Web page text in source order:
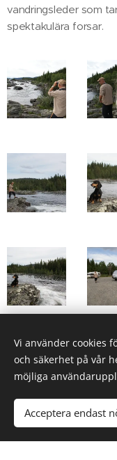
vandringsleder som
spektakulära forsar.
Vi använder cookies
och säkerhet på vår
möjliga
Acceptera endast